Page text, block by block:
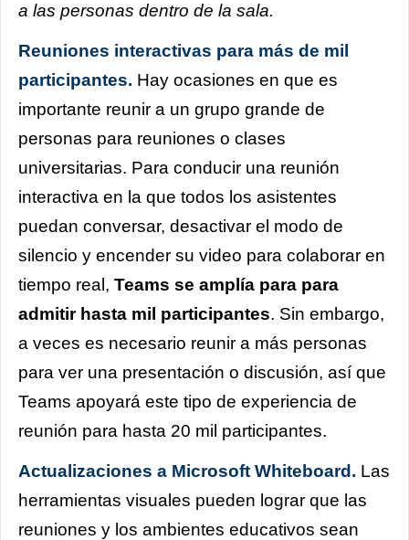
a las personas dentro de la sala.
Reuniones interactivas para más de mil
participantes. Hay ocasiones en que es
importante reunir a un grupo grande de
personas para reuniones o clases
universitarias. Para conducir una reunión
interactiva en la que todos los asistentes
puedan conversar, desactivar el modo de
silencio y encender su video para colaborar en
tiempo real, Teams se amplía para para
admitir hasta mil participantes. Sin embargo,
a veces es necesario reunir a más personas
para ver una presentación o discusión, así que
Teams apoyará este tipo de experiencia de
reunión para hasta 20 mil participantes.
Actualizaciones a Microsoft Whiteboard. Las
herramientas visuales pueden lograr que las
reuniones y los ambientes educativos sean